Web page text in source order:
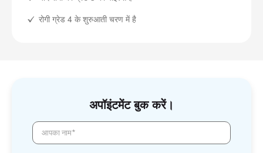
रोगी ग्रेड 4 के शुरुआती चरण में है
अपॉइंटमेंट बुक करें।
आपका नाम*